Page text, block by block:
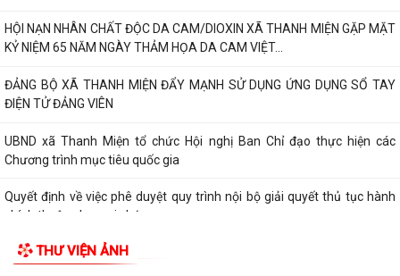
HỘI NẠN NHÂN CHẤT ĐỘC DA CAM/DIOXIN XÃ THANH MIỆN GẶP MẶT
KỶ NIỆM 65 NĂM NGÀY THẢM HỌA DA CAM VIỆT...
ĐẢNG BỘ XÃ THANH MIỆN ĐẨY MẠNH SỬ DỤNG ỨNG DỤNG SỔ TAY
ĐIỆN TỬ ĐẢNG VIÊN
UBND xã Thanh Miện tổ chức Hội nghị Ban Chỉ đạo thực hiện các
Chương trình mục tiêu quốc gia
Quyết định về việc phê duyệt quy trình nội bộ giải quyết thủ tục hành
chính thuộc phạm vi chức...
THƯ VIỆN ẢNH